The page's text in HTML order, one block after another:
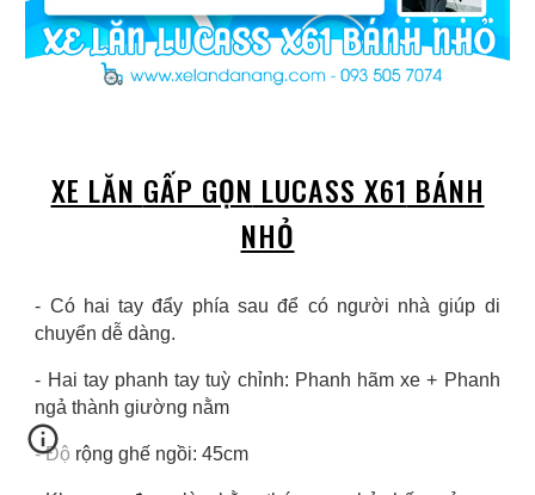
XE LĂN GẤP GỌN LUCASS X61 BÁNH
NHỎ
- Có hai tay đẩy phía sau để có người nhà giúp di
chuyển dễ dàng.
- Hai tay phanh tay tuỳ chỉnh: Phanh hãm xe + Phanh
ngả thành giường nằm
- Độ rộng ghế ngồi: 45cm